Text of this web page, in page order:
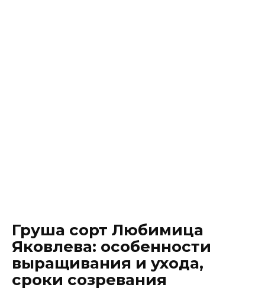
Груша сорт Любимица
Яковлева: особенности
выращивания и ухода,
сроки созревания